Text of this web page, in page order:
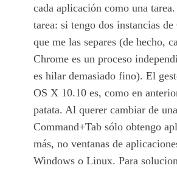
cada aplicación como una
tarea: si tengo dos instancias
que me las separes (de hecho,
Chrome es un proceso
es hilar demasiado fino). El
OS X 10.10 es, como en
patata. Al querer cambiar de
Command+Tab sólo obtengo
más, no ventanas de
Windows o Linux. Para